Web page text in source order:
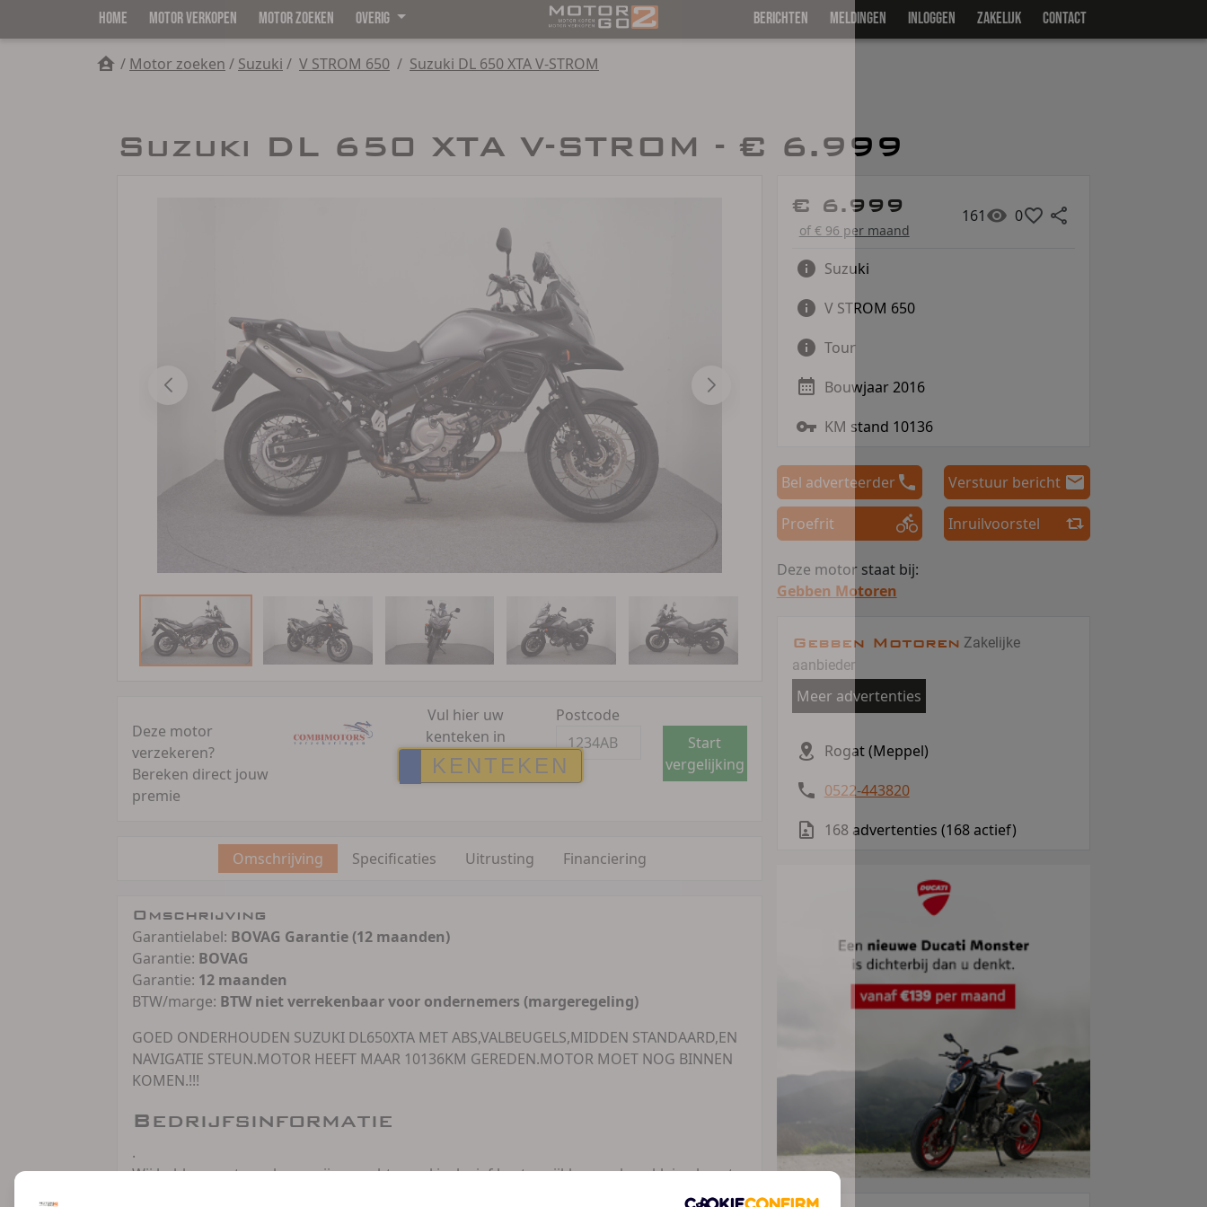
HOME MOTOR VERKOPEN MOTOR ZOEKEN OVERIG BERICHTEN MELDINGEN INLOGGEN ZAKELIJK CONTACT
/ Motor zoeken / Suzuki / V STROM 650 / Suzuki DL 650 XTA V-STROM
Suzuki DL 650 XTA V-STROM - € 6.999
Deze motor
verzekeren?
Bereken direct jouw
premie
Vul hier uw
kenteken in
Postcode
Start
vergelijking
Omschrijving Specificaties Uitrusting Financiering
Omschrijving
Garantielabel: BOVAG Garantie (12 maanden)
Garantie: BOVAG
Garantie: 12 maanden
BTW/marge: BTW niet verrekenbaar voor ondernemers (margeregeling)
GOED ONDERHOUDEN SUZUKI DL650XTA MET ABS,VALBEUGELS,MIDDEN STANDAARD,EN
NAVIGATIE STEUN.MOTOR HEEFT MAAR 10136KM GEREDEN.MOTOR MOET NOG BINNEN
KOMEN.!!!
Bedrijfsinformatie
.
Wij hebben vaste verkoopprijzen, echter wel inclusief kosten rijklaar maken, kleine beurt,
12 maanden volledige BOVAG garantie (Indien van toepassing), tenaamstellingskosten,
€ 6.999
of € 96 per maand
161 0
Suzuki
V STROM 650
Tour
Bouwjaar 2016
KM stand 10136
Bel adverteerder Verstuur bericht
Proefrit Inruilvoorstel
Deze motor staat bij:
Gebben Motoren
Gebben Motoren Zakelijke
aanbieder
Meer advertenties
Rogat (Meppel)
0522-443820
168 advertenties (168 actief)